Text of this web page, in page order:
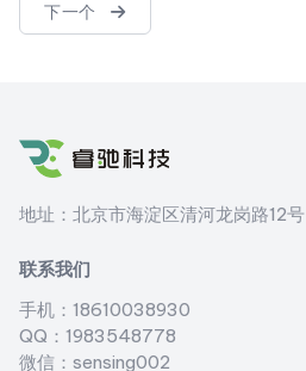
下一个
地址：北京市海淀区清河龙岗路12号
联系我们
手机：18610038930
QQ：1983548778
微信：sensing002